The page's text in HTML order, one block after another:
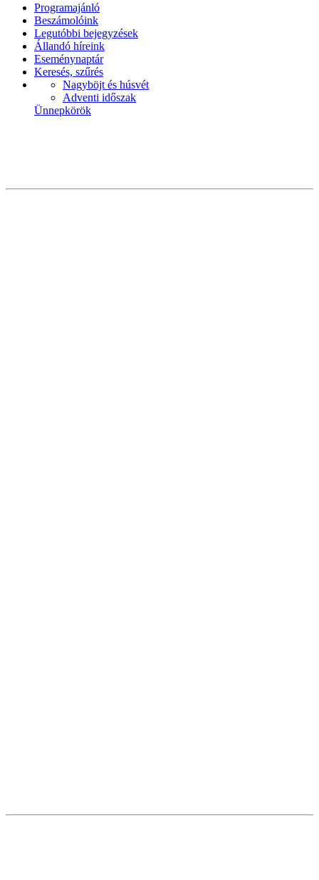
Programajánló
Beszámolóink
Legutóbbi bejegyzések
Állandó híreink
Eseménynaptár
Keresés, szűrés
Nagyböjt és húsvét
Adventi időszak
Ünnepkörök